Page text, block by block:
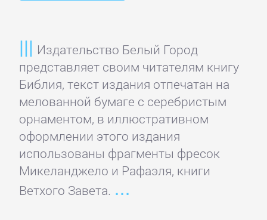
Издательство Белый Город
представляет своим читателям книгу
Библия, текст издания отпечатан на
мелованной бумаге с серебристым
орнаментом, в иллюстративном
оформлении этого издания
использованы фрагменты фресок
Микеланджело и Рафаэля, книги
Ветхого Завета.